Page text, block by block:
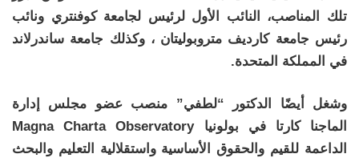
تلك المناصب، النائب الأول لرئيس لجامعة كوفنتري ونائب
رئيس جامعة كارديف متروبوليتان ، وكذلك جامعة ساندرلاند
في المملكة المتحدة.
وشغل أيضًا الدكتور “لطفي” منصب عضو مجلس إدارة
الماجنا كارتا في بولونيا Magna Charta Observatory
الداعمة للقيم والحقوق الأساسية واستقلالية التعليم والبحث